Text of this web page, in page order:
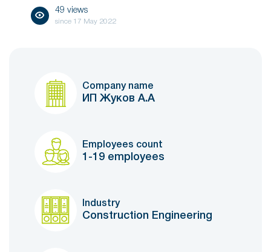
49 views
since 17 May 2022
Company name
ИП Жуков А.А
Employees count
1-19 employees
Industry
Construction Engineering